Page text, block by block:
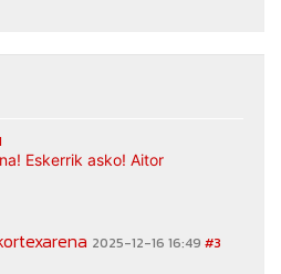
Eskerrik asko! Aitor
2025-12-16 16:49 #3